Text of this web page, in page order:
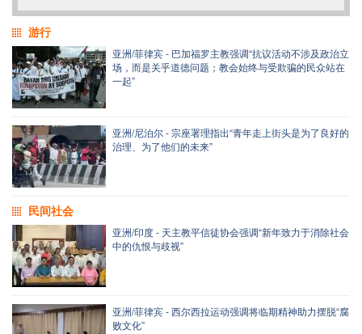
游行
亚洲/菲律宾 - 巴加福罗主教强调“抗议活动不涉及政治立
场，而是关乎道德问题；教会始终与受欺骗的民众站在
一起”
亚洲/尼泊尔 - 宗座署理指出“青年走上街头是为了良好的
治理、为了他们的未来”
民间社会
亚洲/印度 - 天主教平信徒协会强调“新年致力于消除社会
中的仇恨与歧视”
亚洲/菲律宾 - 西尔西拉运动强调将临期精神助力摆脱“腐
败文化”